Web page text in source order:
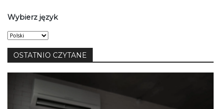
Wybierz język
Wybierz
język
OSTATNIO CZYTANE